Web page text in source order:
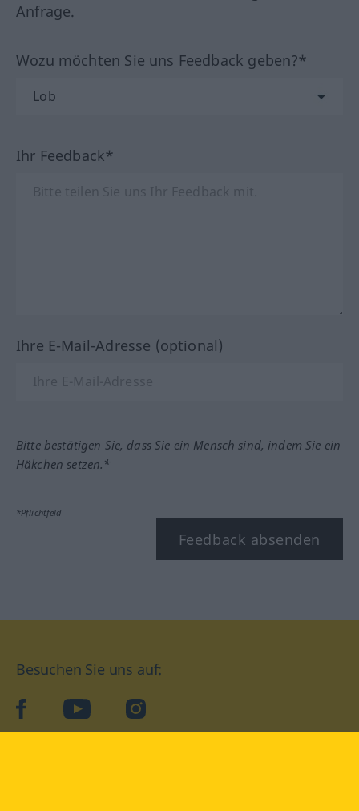
Anfrage.
Wozu möchten Sie uns Feedback geben?*
Ihr Feedback*
Ihre E-Mail-Adresse (optional)
Bitte bestätigen Sie, dass Sie ein Mensch sind, indem Sie ein
Häkchen setzen.*
*Pflichtfeld
Feedback absenden
Besuchen Sie uns auf:
facebookYouTube Instagram